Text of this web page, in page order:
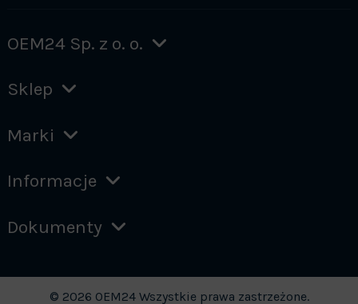
OEM24 Sp. z o. o.
Sklep
Marki
Informacje
Dokumenty
© 2026 OEM24 Wszystkie prawa zastrzeżone.